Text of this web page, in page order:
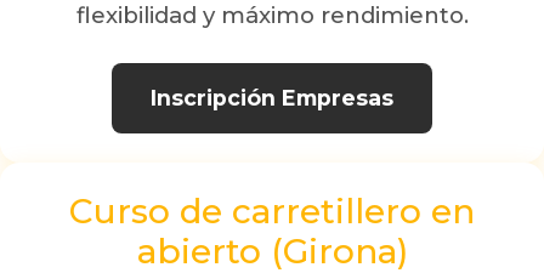
flexibilidad y máximo rendimiento.
Inscripción Empresas
Curso de carretillero en
abierto (Girona)